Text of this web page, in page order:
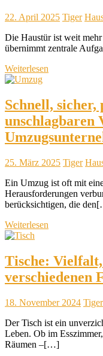
22. April 2025 Tiger
Die Haustür ist weit
übernimmt zentrale
Weiterlesen
Schnell, sicher,
unschlagbaren
25. März 2025 Tiger
Ein Umzug ist oft mit
Herausforderungen
berücksichtigen, die
Weiterlesen
Tische:
verschiedenen
18. November 2024 Tiger
Der Tisch ist ein
Leben. Ob im
Räumen –[…]